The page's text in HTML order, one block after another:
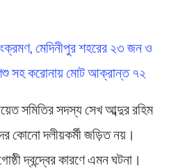
মেদিনীপুর শহরের ২৩ জন ও
সহ করোনায় মোট আক্রান্ত ৭২
সমিতির সদস্য সেখ আব্দুর রহিম
কোনো দলীয়কর্মী জড়িত নয়।
দ্বন্দ্বের কারণে এমন ঘটনা।